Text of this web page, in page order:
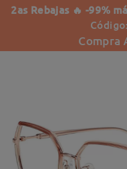
2as Rebajas 🔥 -99%
Compra